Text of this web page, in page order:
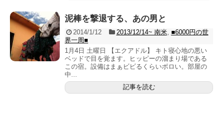
泥棒を撃退する、あの男と
2014/1/12 2013/12/14~ 南米, ■6000円の世
界一周■
1月4日 土曜日 【エクアドル】 キト寝心地の悪い
ベッドで目を覚ます。ヒッピーの溜まり場である
この宿。設備はまぁビビるくらいボロい。部屋の
中...
記事を読む